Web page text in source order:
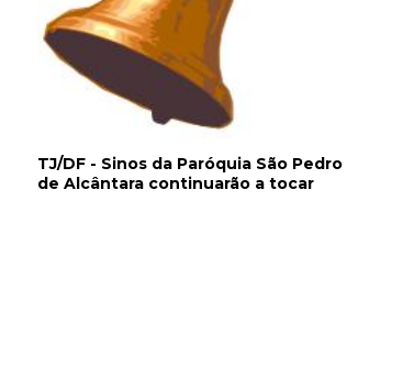
TJ/DF - Sinos da Paróquia São Pedro
de Alcântara continuarão a tocar